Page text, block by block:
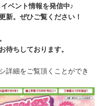
ベント情報を発信中♪
新。ぜひご覧ください！
待ちしております。
詳細をご覧頂くことができ